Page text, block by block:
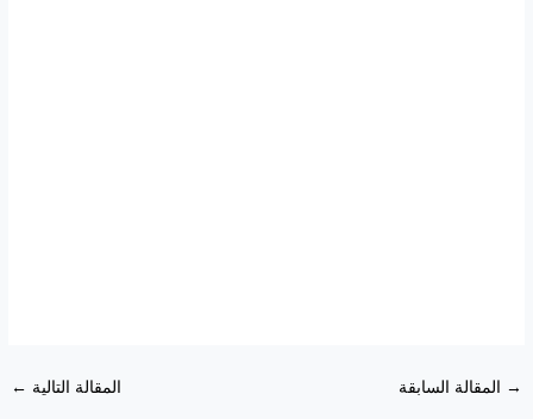
→ المقالة السابقة المقالة التالية ←